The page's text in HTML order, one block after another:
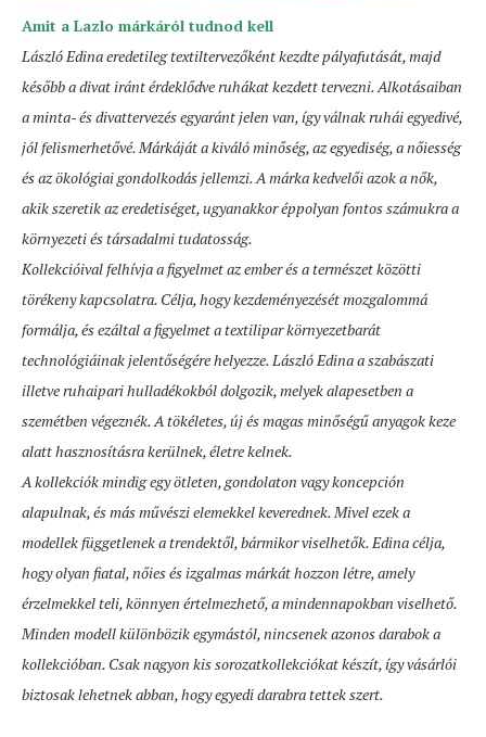
Amit a Lazlo márkáról tudnod kell
László Edina eredetileg textiltervezőként kezdte pályafutását, majd
később a divat iránt érdeklődve ruhákat kezdett tervezni. Alkotásaiban
a minta- és divattervezés egyaránt jelen van, így válnak ruhái egyedivé,
jól felismerhetővé. Márkáját a kiváló minőség, az egyediség, a nőiesség
és az ökológiai gondolkodás jellemzi. A márka kedvelői azok a nők,
akik szeretik az eredetiséget, ugyanakkor éppolyan fontos számukra a
környezeti és társadalmi tudatosság.
Kollekcióival felhívja a figyelmet az ember és a természet közötti
törékeny kapcsolatra. Célja, hogy kezdeményezését mozgalommá
formálja, és ezáltal a figyelmet a textilipar környezetbarát
technológiáinak jelentőségére helyezze. László Edina a szabászati
illetve ruhaipari hulladékokból dolgozik, melyek alapesetben a
szemétben végeznék. A tökéletes, új és magas minőségű anyagok keze
alatt hasznosításra kerülnek, életre kelnek.
A kollekciók mindig egy ötleten, gondolaton vagy koncepción
alapulnak, és más művészi elemekkel keverednek. Mivel ezek a
modellek függetlenek a trendektől, bármikor viselhetők. Edina célja,
hogy olyan fiatal, nőies és izgalmas márkát hozzon létre, amely
érzelmekkel teli, könnyen értelmezhető, a mindennapokban viselhető.
Minden modell különbözik egymástól, nincsenek azonos darabok a
kollekcióban. Csak nagyon kis sorozatkollekciókat készít, így vásárlói
biztosak lehetnek abban, hogy egyedi darabra tettek szert.